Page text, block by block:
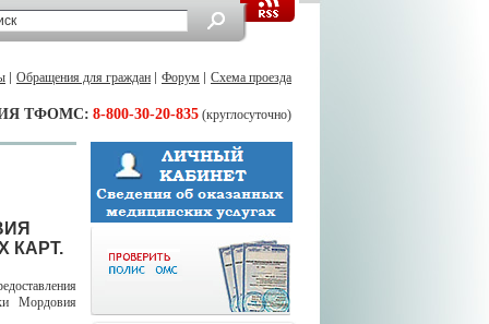
Обращения для граждан Форум Схема проезда
ТФОМС: 8-800-30-20-835 (круглосуточно)
КАРТ.
Мордовия